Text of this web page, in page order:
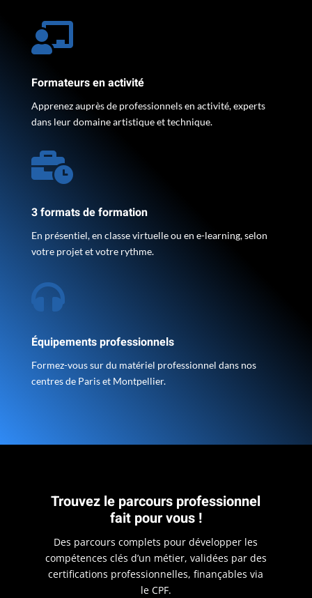

Formateurs en activité
Apprenez auprès de professionnels en activité, experts
dans leur domaine artistique et technique.

3 formats de formation
En présentiel, en classe virtuelle ou en e-learning, selon
votre projet et votre rythme.

Équipements professionnels
Formez-vous sur du matériel professionnel dans nos
centres de Paris et Montpellier.
Trouvez le parcours professionnel
fait pour vous !
Des parcours complets pour développer les
compétences clés d’un métier, validées par des
certifications professionnelles, finançables via
le CPF.